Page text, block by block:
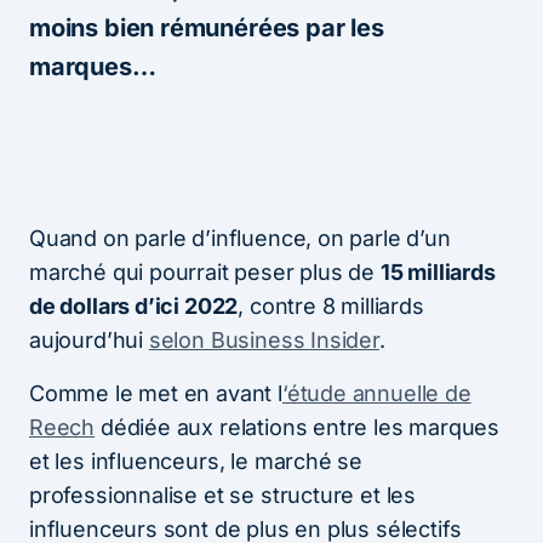
moins bien rémunérées par les
marques…
Quand on parle d’influence, on parle d’un
marché qui pourrait peser plus de 15 milliards
de dollars d’ici 2022, contre 8 milliards
aujourd’hui selon Business Insider.
Comme le met en avant l‘étude annuelle de
Reech dédiée aux relations entre les marques
et les influenceurs, le marché se
professionnalise et se structure et les
influenceurs sont de plus en plus sélectifs